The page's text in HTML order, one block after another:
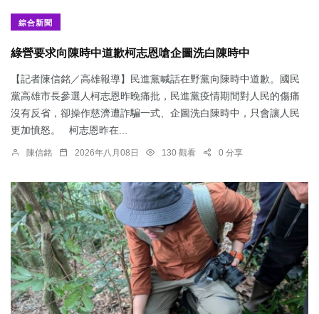
綜合新聞
綠營要求向陳時中道歉柯志恩嗆企圖洗白陳時中
【記者陳信銘／高雄報導】民進黨喊話在野黨向陳時中道歉。國民
黨高雄市長參選人柯志恩昨晚痛批，民進黨疫情期間對人民的傷痛
沒有反省，卻操作慈濟遭詐騙一式、企圖洗白陳時中，只會讓人民
更加憤怒。 柯志恩昨在...
陳信銘 2026年八月08日 130 觀看 0 分享